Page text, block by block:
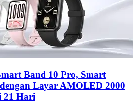
Band 10 Pro, Smart
Layar AMOLED 2000
21 Hari